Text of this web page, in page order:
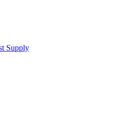
Supply